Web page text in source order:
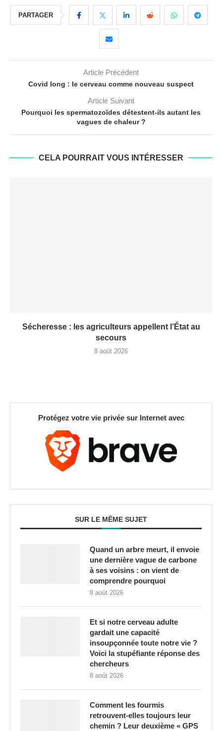
PARTAGER
Article Précédent
Covid long : le cerveau comme nouveau suspect
Article Suivant
Pourquoi les spermatozoïdes détestent-ils autant les
vagues de chaleur ?
CELA POURRAIT VOUS INTÉRESSER
Sécheresse : les agriculteurs appellent l’État au
secours
8 août 2026
Protégez votre vie privée sur Internet avec
SUR LE MÊME SUJET
Quand un arbre meurt, il envoie
une dernière vague de carbone
à ses voisins : on vient de
comprendre pourquoi
8 août 2026
Et si notre cerveau adulte
gardait une capacité
insoupçonnée toute notre vie ?
Voici la stupéfiante réponse des
chercheurs
8 août 2026
Comment les fourmis
retrouvent-elles toujours leur
chemin ? Leur deuxième « GPS